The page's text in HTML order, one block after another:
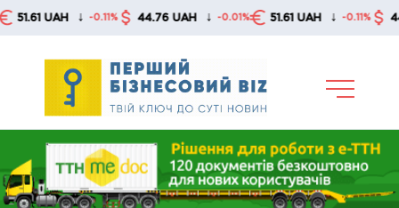
Skip
UAH ↓ -0.11% 44.76 UAH ↓ -0.01% 51.61 UAH ↓ -0.11% 44.76